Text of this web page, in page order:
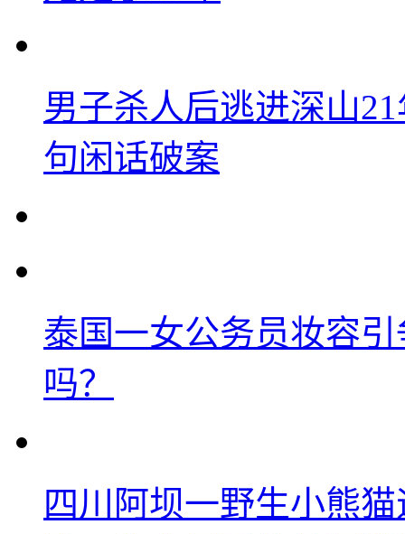
男子杀人后逃进深山
句闲话破案
泰国一女公务员妆容
吗？
四川阿坝一野生小熊